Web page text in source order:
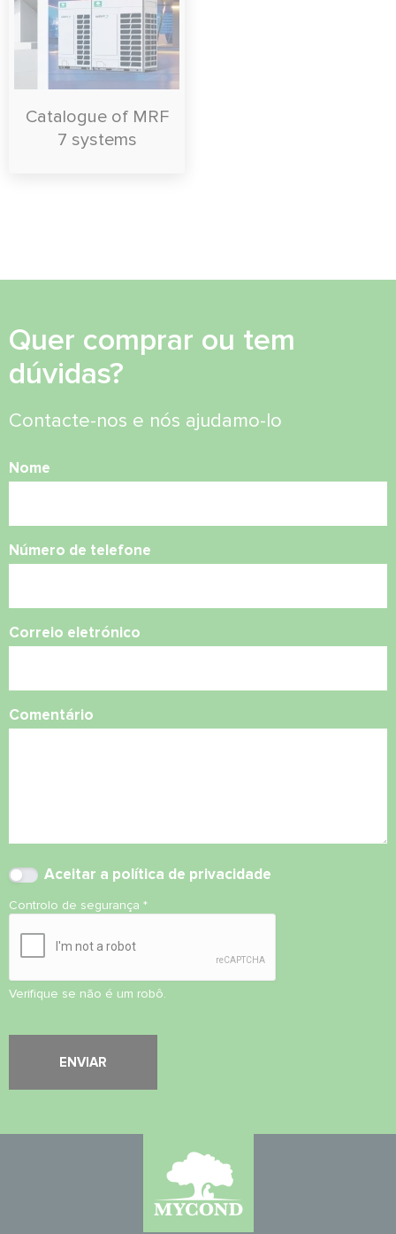
Catalogue of MRF
7 systems
Quer comprar ou tem
dúvidas?
Contacte-nos e nós ajudamo-lo
Nome
Número de telefone
Correio eletrónico
Comentário
Aceitar a política de privacidade
Controlo de segurança *
Verifique se não é um robô.